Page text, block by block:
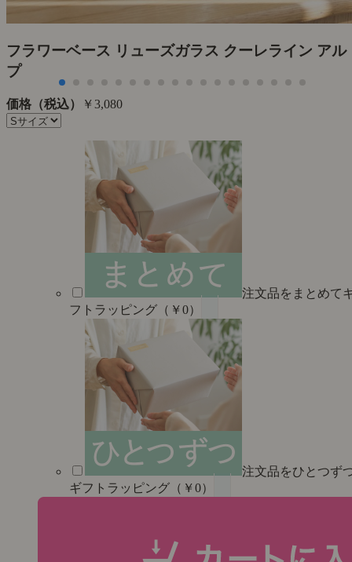
フラワーベース リューズガラス クーレライン アル
プ
価格（税込） ￥3,080
注文品をまとめて
フトラッピング（￥0）
注文品をひとつず
ギフトラッピング（￥0）